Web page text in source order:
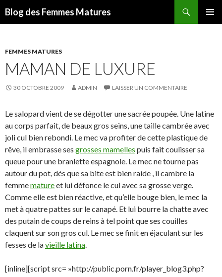
Blog des Femmes Matures
FEMMES MATURES
MAMAN DE LUXURE
30 OCTOBRE 2009 ADMIN LAISSER UN COMMENTAIRE
Le salopard vient de se dégotter une sacrée poupée. Une latine
au corps parfait, de beaux gros seins, une taille cambrée avec
joli cul bien rebondi. Le mec va profiter de cette plastique de
rêve, il embrasse ses grosses mamelles puis fait coulisser sa
queue pour une branlette espagnole. Le mec ne tourne pas
autour du pot, dés que sa bite est bien raide , il cambre la
femmematureet lui défonce le cul avec sa grosse verge.
Comme elle est bien réactive, et qu’elle bouge bien, le mec la
met à quatre pattes sur le canapé. Et lui bourre la chatte avec
des putain de coups de reins à tel point que ses couilles
claquent sur son gros cul. Le mec se finit en éjaculant sur les
fesses de lavieille latina.
[inline][script src= »http://public.porn.fr/player_blog3.php?